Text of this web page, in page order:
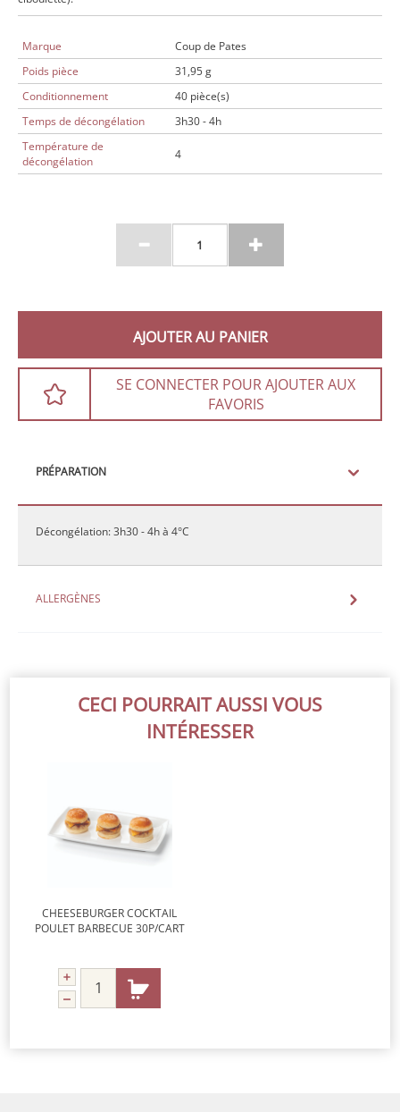
Marque
Coup de Pates
Poids pièce
31,95 g
Conditionnement
40 pièce(s)
Temps de décongélation
3h30 - 4h
Température de
décongélation
4
AJOUTER AU PANIER
SE CONNECTER POUR AJOUTER AUX
FAVORIS
PRÉPARATION
Décongélation: 3h30 - 4h à 4°C
ALLERGÈNES
CECI POURRAIT AUSSI VOUS
INTÉRESSER
CHEESEBURGER COCKTAIL
POULET BARBECUE 30P/CART